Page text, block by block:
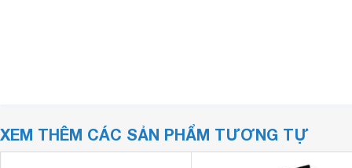
XEM THÊM CÁC SẢN PHẨM TƯƠNG TỰ